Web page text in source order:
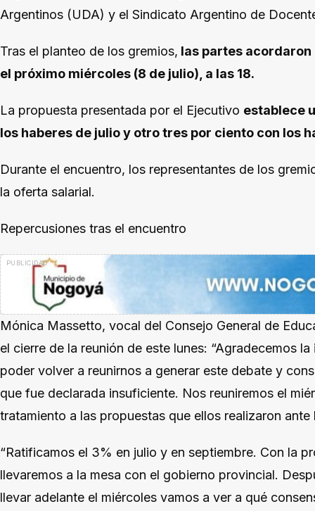
Argentinos (UDA) y el Sindicato Argentino de
Tras el planteo de los gremios, las partes
el próximo miércoles (8 de julio), a las 18.
La propuesta presentada por el Ejecutivo establece
los haberes de julio y otro tres por ciento con los
Durante el encuentro, los representantes de los
la oferta salarial.
Repercusiones tras el encuentro
Mónica Massetto, vocal del Consejo General de
el cierre de la reunión de este lunes: “Agradecemos
poder volver a reunirnos a generar este debate y
que fue declarada insuficiente. Nos reuniremos el
tratamiento a las propuestas que ellos realizaron ante
“Ratificamos el 3% en julio y en septiembre. Con la
llevaremos a la mesa con el gobierno provincial.
llevar adelante el miércoles vamos a ver a qué